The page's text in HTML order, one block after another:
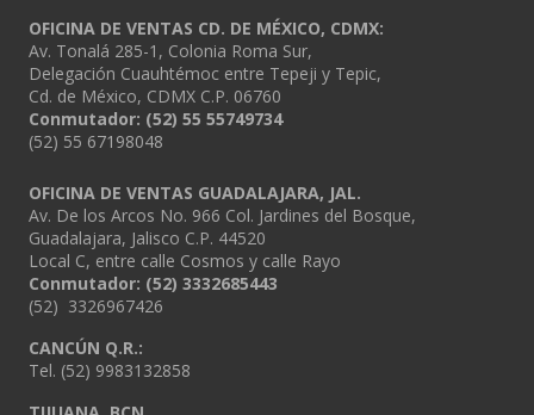
OFICINA DE VENTAS CD. DE MÉXICO, CDMX:
Av. Tonalá 285-1, Colonia Roma Sur,
Delegación Cuauhtémoc entre Tepeji y Tepic,
Cd. de México, CDMX C.P. 06760
Conmutador: (52) 55 55749734
(52) 55 67198048
OFICINA DE VENTAS GUADALAJARA, JAL.
Av. De los Arcos No. 966 Col. Jardines del Bosque,
Guadalajara, Jalisco C.P. 44520
Local C, entre calle Cosmos y calle Rayo
Conmutador: (52) 3332685443
(52) 3326967426
CANCÚN Q.R.:
Tel. (52) 9983132858